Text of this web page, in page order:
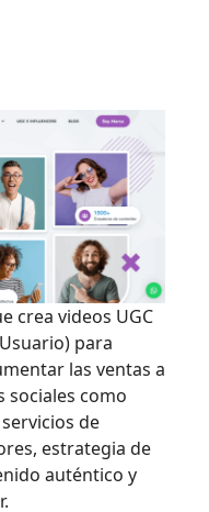
crea videos UGC
para
las ventas a
sociales como
de
estrategia de
auténtico y